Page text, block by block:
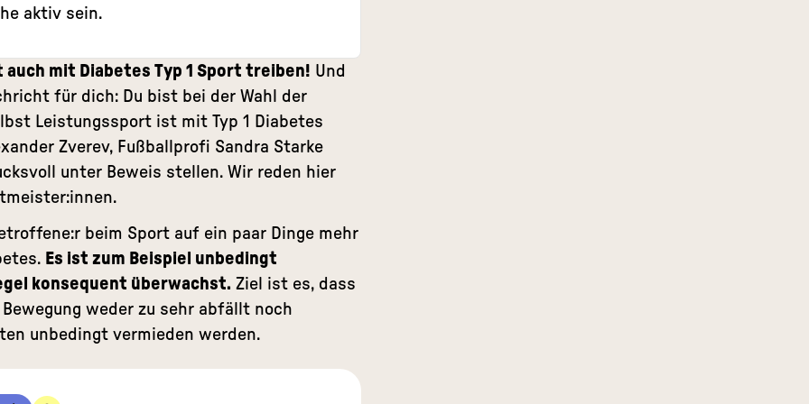
aktiv sein.
auch mit Diabetes Typ 1 Sport treiben! Und
für dich: Du bist bei der Wahl der
Leistungssport ist mit Typ 1 Diabetes
Zverev, Fußballprofi Sandra Starke
unter Beweis stellen. Wir reden hier
beim Sport auf ein paar Dinge mehr
Es ist zum Beispiel unbedingt
konsequent überwachst. Ziel ist es, dass
weder zu sehr abfällt noch
unbedingt vermieden werden.